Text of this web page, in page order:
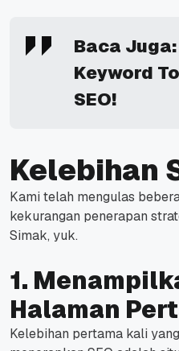
Baca Juga:
Keyword
SEO!
Kelebihan
Kami telah mengulas
kekurangan penerapan
Simak, yuk.
1.
Halaman
Kelebihan pertama kali